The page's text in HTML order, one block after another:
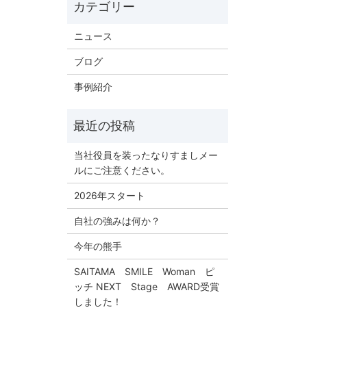
ニュース
ブログ
事例紹介
当社役員を装ったなりすましメー
ルにご注意ください。
2026年スタート
自社の強みは何か？
今年の熊手
SAITAMA SMILE Woman ピ
ッチ NEXT Stage AWARD受賞
しました！